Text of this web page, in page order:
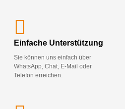
Einfache Unterstützung
Sie können uns einfach über
WhatsApp, Chat, E-Mail oder
Telefon erreichen.